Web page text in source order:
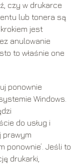
czy w drukarce
lub tonera są
jest
anulowanie
to właśnie one
ponownie
Windows.
do usług i
prawym
ponownie’. Jeśli to
drukarki,